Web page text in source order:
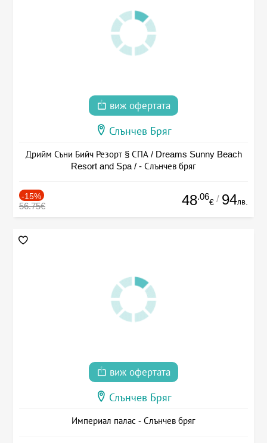
виж офертата
Слънчев Бряг
Дрийм Съни Бийч Резорт § СПА / Dreams Sunny Beach
Resort and Spa / - Слънчев бряг
-15%
56.75€ 48.06
€ / 94лв.
виж офертата
Слънчев Бряг
Империал палас - Слънчев бряг